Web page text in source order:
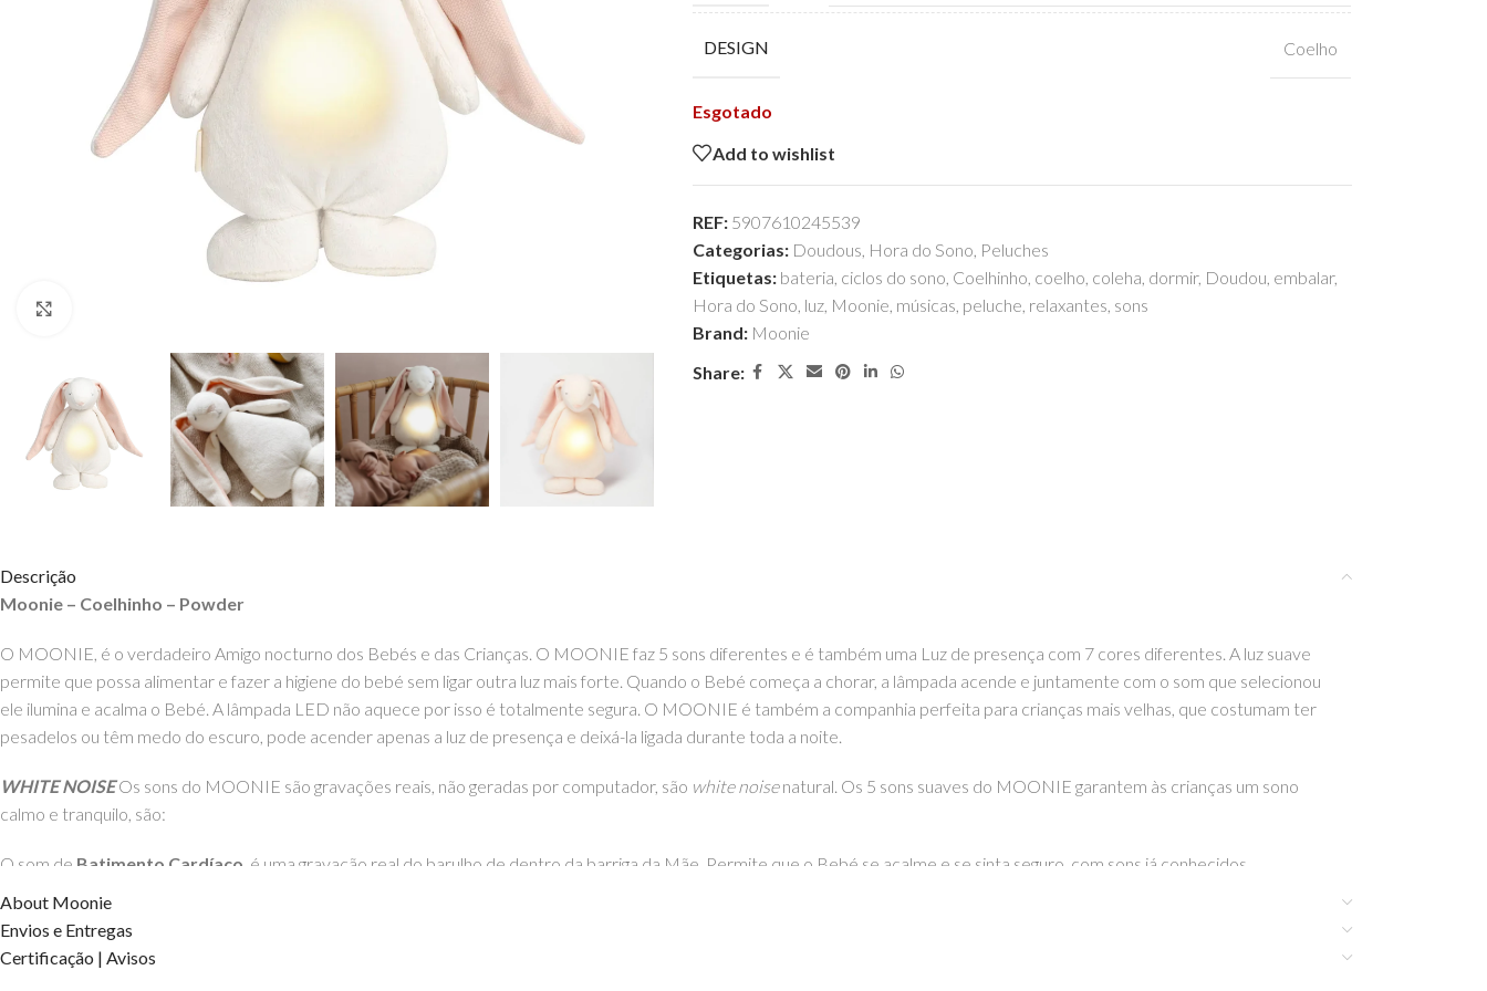
DESIGN Coelho
Esgotado
Add to wishlist
REF: 5907610245539
Categorias: Doudous, Hora do Sono, Peluches
Etiquetas: bateria, ciclos do sono, Coelhinho, coelho, coleha, dormir, Doudou, embalar,
Hora do Sono, luz, Moonie, músicas, peluche, relaxantes, sons
Brand: Moonie
Share:
Descrição
Moonie – Coelhinho – Powder
O MOONIE, é o verdadeiro Amigo nocturno dos Bebés e das Crianças. O MOONIE faz 5 sons diferentes e é também uma Luz de presença com 7 cores diferentes. A luz suave
permite que possa alimentar e fazer a higiene do bebé sem ligar outra luz mais forte. Quando o Bebé começa a chorar, a lâmpada acende e juntamente com o som que selecionou
ele ilumina e acalma o Bebé. A lâmpada LED não aquece por isso é totalmente segura. O MOONIE é também a companhia perfeita para crianças mais velhas, que costumam ter
pesadelos ou têm medo do escuro, pode acender apenas a luz de presença e deixá-la ligada durante toda a noite.
WHITE NOISEOs sons do MOONIE são gravações reais, não geradas por computador, são white noisenatural. Os 5 sons suaves do MOONIE garantem às crianças um sono
calmo e tranquilo, são:
O som de Batimento Cardíaco , é uma gravação real do barulho de dentro da barriga da Mãe. Permite que o Bebé se acalme e se sinta seguro, com sons já conhecidos.
Há ainda o som da
Os sons calmantes da
About Moonie
Envios e Entregas
Certificação | Avisos